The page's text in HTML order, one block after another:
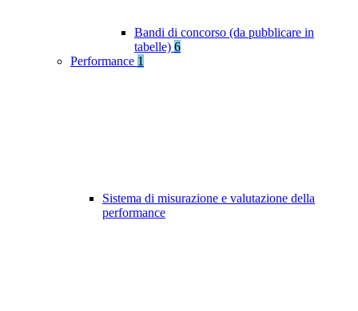
Bandi di concorso (da pubblicare in
tabelle) 6
Performance 1
Sistema di misurazione e valutazione della
performance